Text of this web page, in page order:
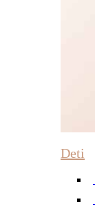
Deti